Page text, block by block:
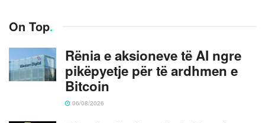
On Top.
Rënia e aksioneve të AI ngre
pikëpyetje për të ardhmen e
Bitcoin
06/08/2026